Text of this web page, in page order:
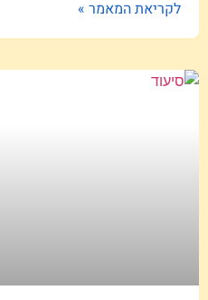
לקריאת המאמר »